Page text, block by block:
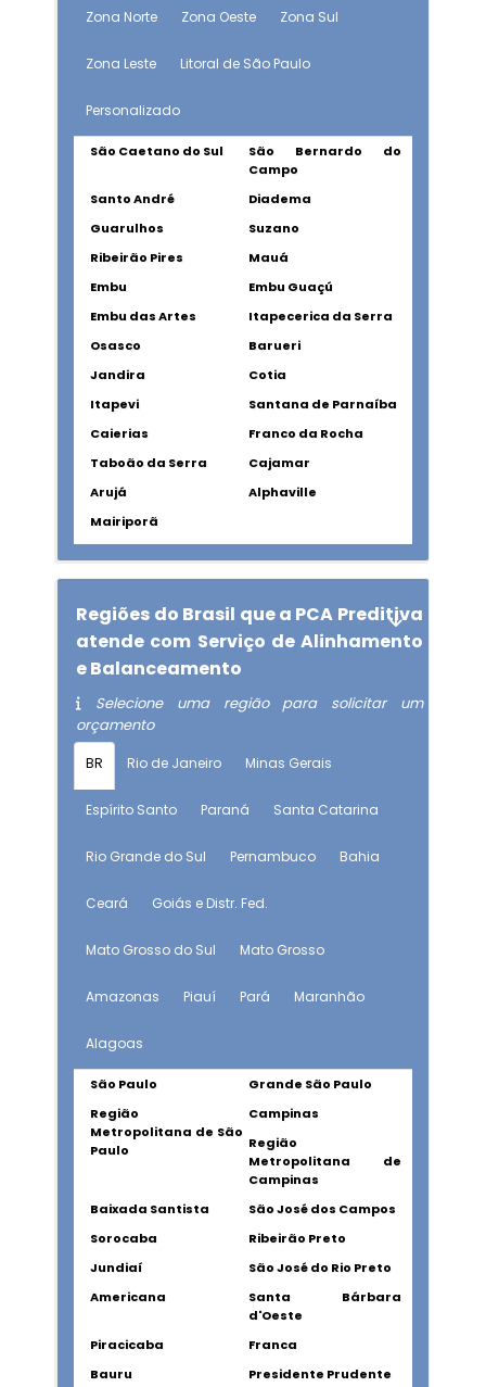
Zona Norte Zona Oeste Zona Sul
Zona Leste Litoral de São Paulo
Personalizado
São Caetano do Sul
São Bernardo do
Campo
Santo André
Diadema
Guarulhos
Suzano
Ribeirão Pires
Mauá
Embu
Embu Guaçú
Embu das Artes
Itapecerica da Serra
Osasco
Barueri
Jandira
Cotia
Itapevi
Santana de Parnaíba
Caierias
Franco da Rocha
Taboão da Serra
Cajamar
Arujá
Alphaville
Mairiporã
Regiões do Brasil que a PCA Preditiva
atende com Serviço de Alinhamento
e Balanceamento
Selecione uma região para solicitar um
orçamento
BR Rio de Janeiro Minas Gerais
Espírito Santo Paraná Santa Catarina
Rio Grande do Sul Pernambuco Bahia
Ceará Goiás e Distr. Fed.
Mato Grosso do Sul Mato Grosso
Amazonas Piauí Pará Maranhão
Alagoas
São Paulo
Grande São Paulo
Região
Metropolitana de São
Paulo
Campinas
Região
Metropolitana de
Campinas
Baixada Santista
São José dos Campos
Sorocaba
Ribeirão Preto
Jundiaí
São José do Rio Preto
Americana
Santa Bárbara
d'Oeste
Piracicaba
Franca
Bauru
Presidente Prudente